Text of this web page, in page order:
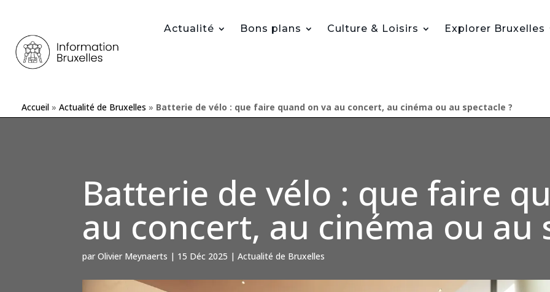
Actualité Bons plans Culture & Loisirs Explorer Bruxelles
Accueil » Actualité de Bruxelles » Batterie de vélo : que faire quand on va au concert, au cinéma ou au spectacle ?
Batterie de vélo : que faire
au concert, au cinéma ou au
parOlivier Meynaerts | 15 Déc 2025 |Actualité de Bruxelles